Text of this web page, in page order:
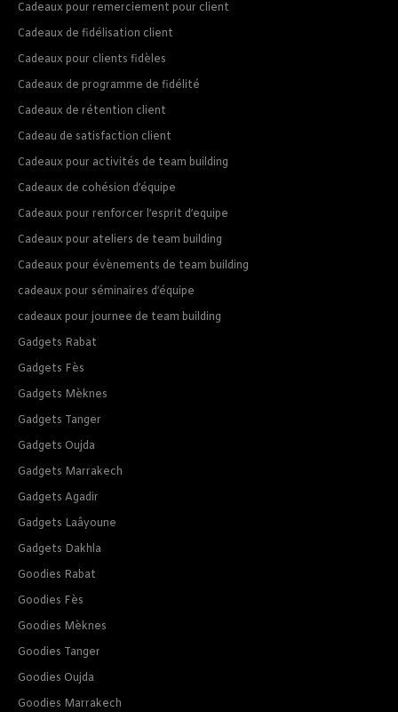
Cadeaux pour remerciement pour client
Cadeaux de fidélisation client
Cadeaux pour clients fidèles
Cadeaux de programme de fidélité
Cadeaux de rétention client
Cadeau de satisfaction client
Cadeaux pour activités de team building
Cadeaux de cohésion d’équipe
Cadeaux pour renforcer l’esprit d’equipe
Cadeaux pour ateliers de team building
Cadeaux pour évènements de team building
cadeaux pour séminaires d’équipe
cadeaux pour journee de team building
Gadgets Rabat
Gadgets Fès
Gadgets Mèknes
Gadgets Tanger
Gadgets Oujda
Gadgets Marrakech
Gadgets Agadir
Gadgets Laâyoune
Gadgets Dakhla
Goodies Rabat
Goodies Fès
Goodies Mèknes
Goodies Tanger
Goodies Oujda
Goodies Marrakech